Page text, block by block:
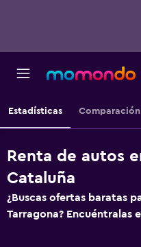
Estadísticas
Renta de autos
Cataluña
¿Buscas ofertas baratas
Tarragona? Encuéntralas